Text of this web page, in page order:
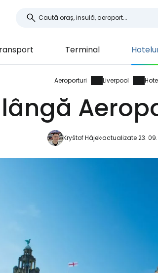
Terminal
Aeroporturi Liverpool
Kryštof Hájekactualizate 23.